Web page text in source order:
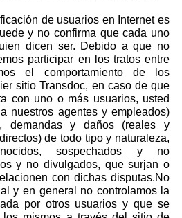
de usuarios en Internet es
y no confirma que cada uno
dicen ser. Debido a que no
participar en los tratos entre
el comportamiento de los
sitio Transdoc, en caso de que
con uno o más usuarios, usted
nuestros agentes y empleados)
demandas y daños (reales y
de todo tipo y naturaleza,
sospechados y no
y no divulgados, que surjan o
con dichas disputas.No
y en general no controlamos la
por otros usuarios y que se